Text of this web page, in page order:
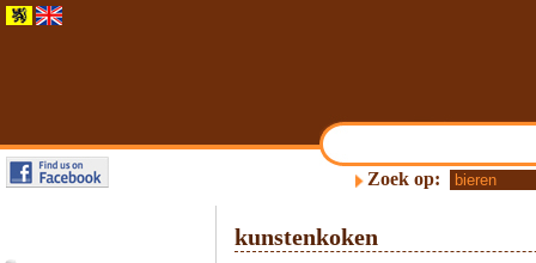
Zoek op:
kunstenkoken